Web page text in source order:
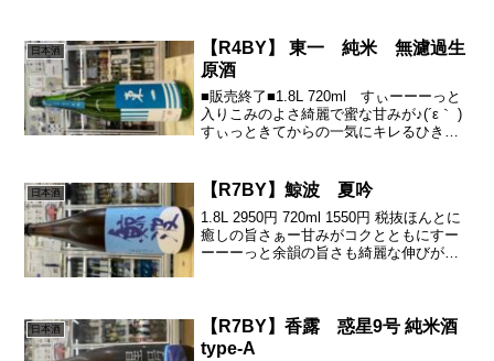
グな味わいに、一口呑んで虜になるフ...
日本酒
【R4BY】 東一 純米 無濾過生
原酒
■販売終了■1.8L 720ml すぃーーーっと
入りこみのよさ綺麗で蜜な甘みが♪(´ε｀ )
すぃっときてからの一気にキレるひきの
一」その名の通り、その品質と...
日本酒 【R7BY】鯨波 夏吟
1.8L 2950円 720ml 1550円 税抜ほんとに
癒しの旨さぁー甘みがコクとともにすー
ーーーっと余韻の旨さも綺麗な伸びがス
日本酒
【R7BY】香露 惑星9号 純米酒
type-A